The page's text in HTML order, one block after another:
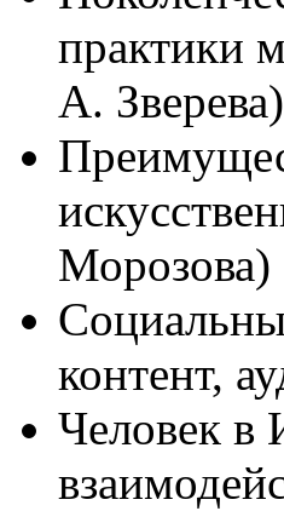
практики
А. Зверева)
Морозова)
контент,
Человек в